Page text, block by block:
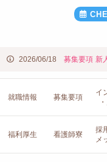
2026/06/18 募集要項 新
就職情報 募集要項
イ
福利厚生 看護師寮
採
メ